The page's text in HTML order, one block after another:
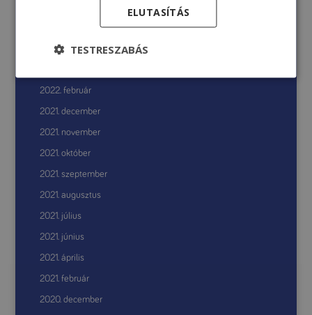
2022. augusztus
2022. június
2022. február
2021. december
2021. november
2021. október
2021. szeptember
2021. augusztus
2021. július
2021. június
2021. április
2021. február
2020. december
ELUTASÍTÁS
TESTRESZABÁS